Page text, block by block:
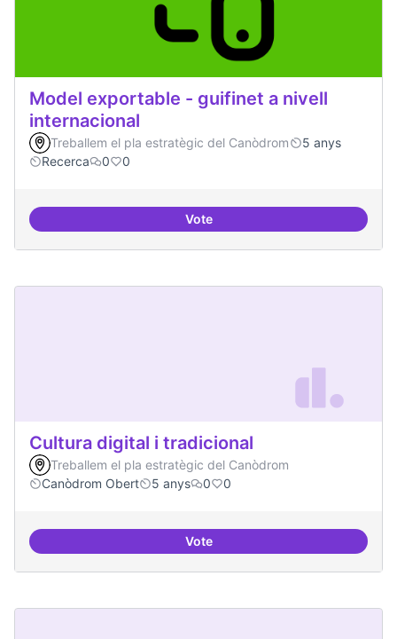
Model exportable - guifinet a nivell
internacional
Treballem el pla estratègic del Canòdrom
5 anys
Recerca
0 0
VoteModel exportable - guifinet a
Cultura digital i tradicional
Treballem el pla estratègic del Canòdrom
Canòdrom Obert
5 anys 0 0
VoteCultura digital i tradicional